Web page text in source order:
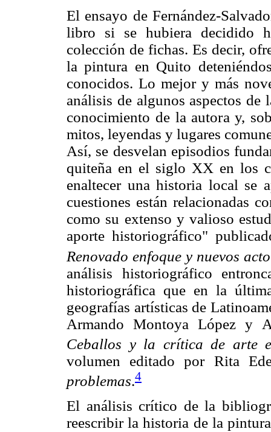
El ensayo de Fernández-
libro si se hubiera decidido
colección de fichas. Es decir,
la pintura en Quito
conocidos. Lo mejor y más
análisis de algunos aspectos
conocimiento de la autora y,
mitos, leyendas y lugares
Así, se desvelan episodios
quiteña en el siglo XX en los
enaltecer una historia local se
cuestiones están relacionadas
como su extenso y valioso
aporte historiográfico"
Renovado enfoque y nuevos
análisis historiográfico
historiográfica que en la
geografías artísticas de
Armando Montoya López y
Ceballos y la crítica de arte
volumen editado por Rita
problemas.4
El análisis crítico de la
reescribir la historia de la